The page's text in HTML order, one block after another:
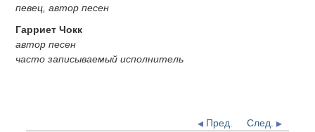
певец, автор песен
Гарриет Чокк
автор песен
часто записываемый исполнитель
След.
Пред.